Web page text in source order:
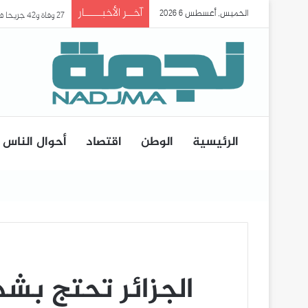
الخميس, أغسطس 6 2026 آخــر الأخبـــــار 27 وفاة و42 جريحا في حادث انقلاب حافلة ببومرداس..
الرئيسية الوطن اقتصاد أحوال الناس
الجزائر تحتج